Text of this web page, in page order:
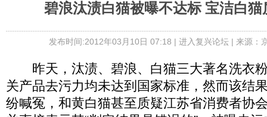
碧浪汰渍白猫被曝不达标 宝洁白猫
发布时间:2012年03月10日 07:18 | 进入复兴论坛| 来源：
昨天，汰渍、碧浪、白猫三大著名洗衣
关产品去污力均未达到国家标准，然而该结
纷喊冤，和黄白猫甚至质疑江苏省消费者协